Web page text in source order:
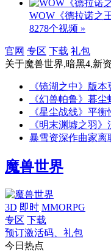
WOW《德拉诺之
8278个视频 »
官网 专区 下载 礼包
关于魔兽世界,暗黑4,新
《镜湖之中》版
《幻兽帕鲁》暮
《星尘战线》平
《明末渊墟之羽
暴雪资深作曲家离
魔兽世界
3D 即时 MMORPG
专区 下载
预订激活码、礼包
今日热点